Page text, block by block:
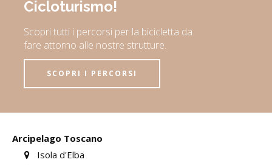
Cicloturismo!
Scopri tutti i percorsi per la bicicletta da
fare attorno alle nostre strutture.
SCOPRI I PERCORSI
Arcipelago Toscano
Isola d'Elba